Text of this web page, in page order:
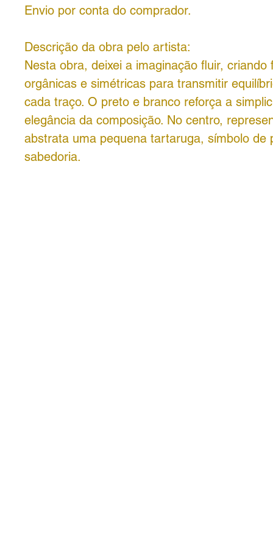
Envio por conta do comprador.
Descrição da obra pelo artista:
Nesta obra, deixei a imaginação fluir, criando
orgânicas e simétricas para transmitir
cada traço. O preto e branco reforça a
elegância da composição. No centro,
abstrata uma pequena tartaruga, símbolo de
sabedoria.